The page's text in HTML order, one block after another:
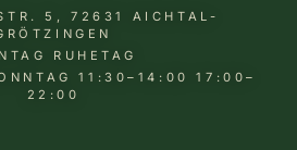
5, 72631 AICHTAL-
RUHETAG
11:30–14:00 17:00–
22:00